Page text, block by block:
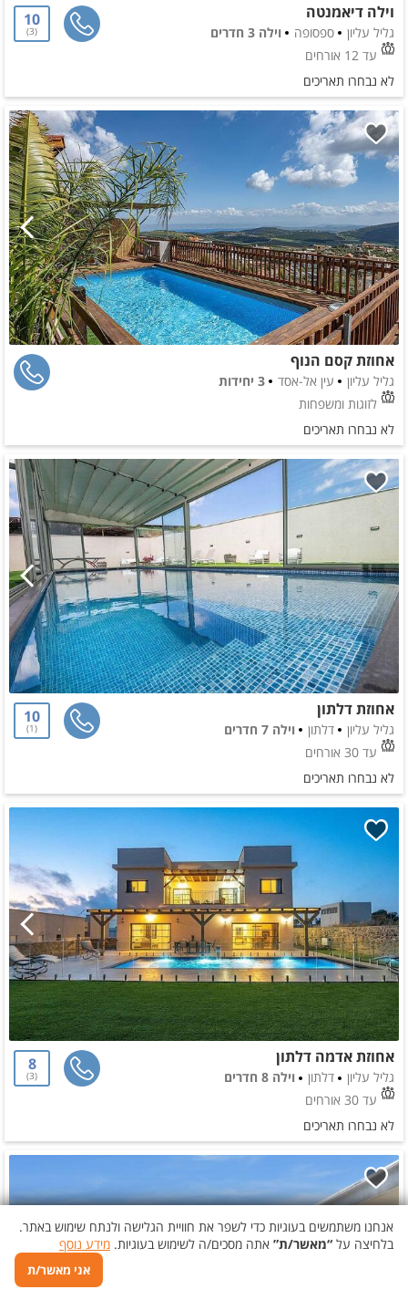
אנחנו משתמשים בעוגיות כדי לשפר את חוויית הגלישה ולנתח שימוש באתר.
בלחיצה על “מאשר/ת” אתה מסכים/ה לשימוש בעוגיות. מידע נוסף
אני מאשר/ת
וילה דיאמנטה
גליל עליון ספסופה
וילה 3 חדרים
עד 12 אורחים
10
3
לא נבחרו תאריכים
אחוזת קסם הנוף
גליל עליון עין אל-אסד
3 יחידות
לזוגות ומשפחות
לא נבחרו תאריכים
אחוזת דלתון
גליל עליון דלתון
וילה 7 חדרים
עד 30 אורחים
10
1
לא נבחרו תאריכים
אחוזת אדמה דלתון
גליל עליון דלתון
וילה 8 חדרים
עד 30 אורחים
8
3
לא נבחרו תאריכים